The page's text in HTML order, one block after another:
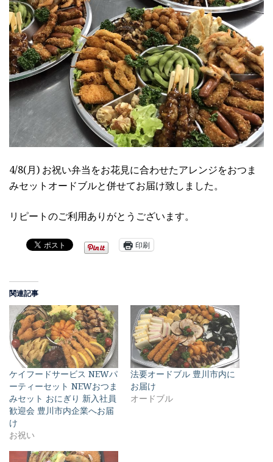
4/8(月) お祝い弁当をお花見に合わせたアレンジをおつま
みセットオードブルと併せてお届け致しました。
リピートのご利用ありがとうございます。
印刷
関連記事
ケイフードサービス NEWパ
ーティーセット NEWおつま
みセット おにぎり 新入社員
歓迎会 豊川市内企業へお届
け
お祝い
法要オードブル 豊川市内に
お届け
オードブル